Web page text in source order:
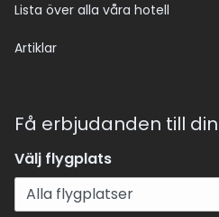
Lista över alla våra hotell
Artiklar
Få erbjudanden till
Välj flygplats